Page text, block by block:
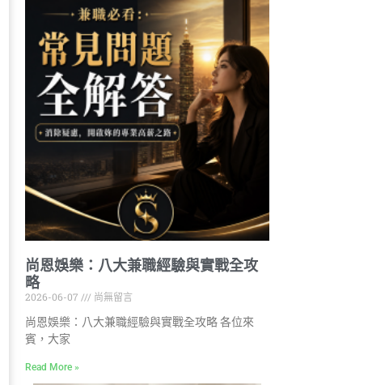
尚恩娛樂：八大兼職經驗與實戰全攻
略
2026-06-07
尚無留言
尚恩娛樂：八大兼職經驗與實戰全攻略 各位來
賓，大家
Read More »